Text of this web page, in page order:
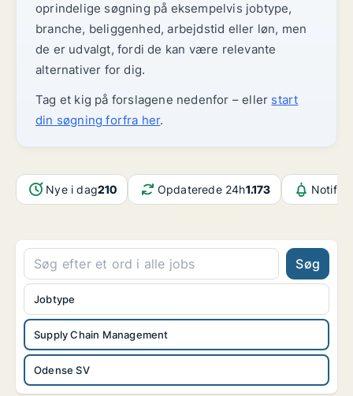
oprindelige søgning på eksempelvis jobtype,
branche, beliggenhed, arbejdstid eller løn, men
de er udvalgt, fordi de kan være relevante
alternativer for dig.
Tag et kig på forslagene nedenfor – eller start
din søgning forfra her.
Nye i dag210 Opdaterede 24h1.173
Søg
Supply Chain Management
Odense SV
Jobtype